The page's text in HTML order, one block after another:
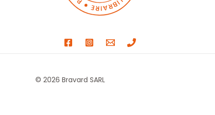
© 2026 Bravard SARL